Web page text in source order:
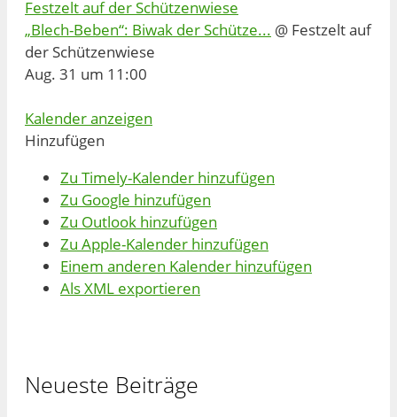
Festzelt auf der Schützenwiese
„Blech-Beben“: Biwak der Schütze... @ Festzelt auf
der Schützenwiese
Aug. 31 um 11:00
Kalender anzeigen
Hinzufügen
Zu Timely-Kalender hinzufügen
Zu Google hinzufügen
Zu Outlook hinzufügen
Zu Apple-Kalender hinzufügen
Einem anderen Kalender hinzufügen
Als XML exportieren
Neueste Beiträge